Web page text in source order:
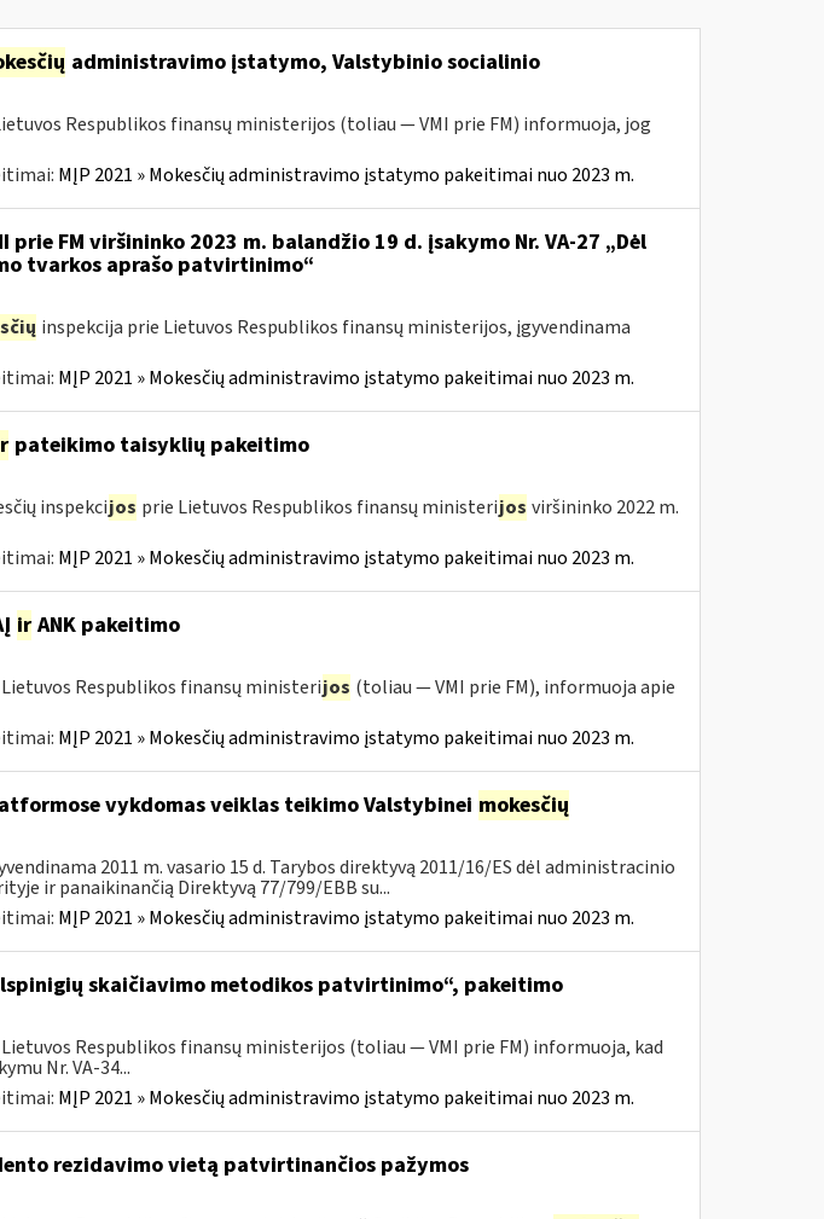
administravimo įstatymo, Valstybinio socialinio
Respublikos finansų ministerijos (toliau — VMI prie FM) informuoja, jog
MĮP 2021 » Mokesčių administravimo įstatymo pakeitimai nuo 2023 m.
prie FM viršininko 2023 m. balandžio 19 d. įsakymo Nr. VA-27 „Dėl
tvarkos aprašo patvirtinimo“
inspekcija prie Lietuvos Respublikos finansų ministerijos, įgyvendinama
MĮP 2021 » Mokesčių administravimo įstatymo pakeitimai nuo 2023 m.
pateikimo taisyklių pakeitimo
inspekcijos prie Lietuvos Respublikos finansų ministerijos viršininko 2022 m.
MĮP 2021 » Mokesčių administravimo įstatymo pakeitimai nuo 2023 m.
irANK pakeitimo
Respublikos finansų ministerijos (toliau — VMI prie FM), informuoja apie
MĮP 2021 » Mokesčių administravimo įstatymo pakeitimai nuo 2023 m.
vykdomas veiklas teikimo Valstybinei mokesčių
2011 m. vasario 15 d. Tarybos direktyvą 2011/16/ES dėl administracinio
ir panaikinančią Direktyvą 77/799/EBB su...
MĮP 2021 » Mokesčių administravimo įstatymo pakeitimai nuo 2023 m.
skaičiavimo metodikos patvirtinimo“, pakeitimo
Respublikos finansų ministerijos (toliau ― VMI prie FM) informuoja, kad
Nr. VA-34...
MĮP 2021 » Mokesčių administravimo įstatymo pakeitimai nuo 2023 m.
rezidavimo vietą patvirtinančios pažymos